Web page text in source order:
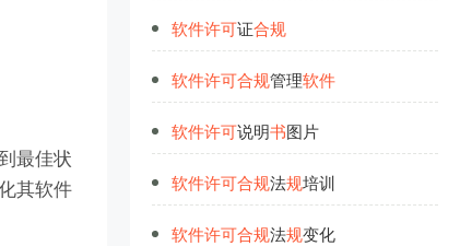
最佳状
其软件
软件许可证合规
软件许可合规管理软件
软件许可说明书图片
软件许可合规法规培训
软件许可合规法规变化